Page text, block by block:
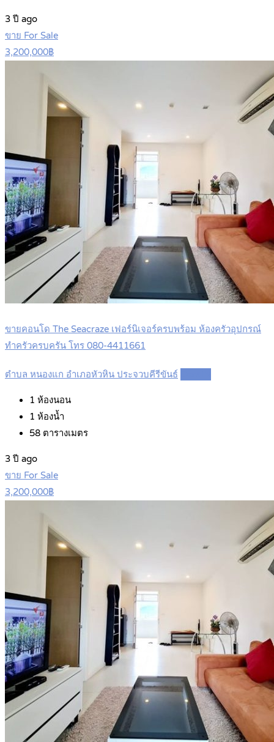
3 ปี ago
ขาย For Sale
3,200,000฿
ขายคอนโด The Seacraze เฟอร์นิเจอร์ครบพร้อม ห้องครัวอุปกรณ์
ทำครัวครบครัน โทร 080-4411661
ตำบล หนองแก อำเภอหัวหิน ประจวบคีรีขันธ์
1 ห้องนอน
1 ห้องน้ำ
58 ตารางเมตร
3 ปี ago
ขาย For Sale
3,200,000฿